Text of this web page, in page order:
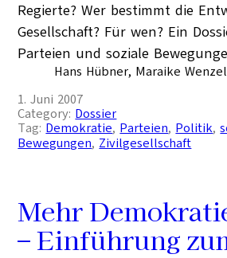
Regierte? Wer bestimmt die
Gesellschaft? Für wen? Ein
Parteien und soziale
Hans Hübner, Maraike
1. Juni 2007
Category: Dossier
Tag: Demokratie, Parteien, Politik,
Bewegungen, Zivilgesellschaft
Mehr
– Einführung